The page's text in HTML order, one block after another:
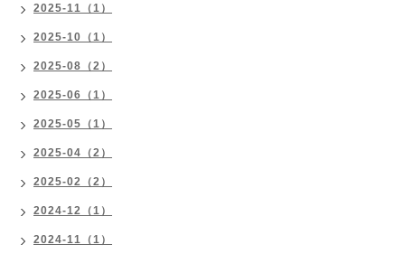
2025-11（1）
2025-10（1）
2025-08（2）
2025-06（1）
2025-05（1）
2025-04（2）
2025-02（2）
2024-12（1）
2024-11（1）